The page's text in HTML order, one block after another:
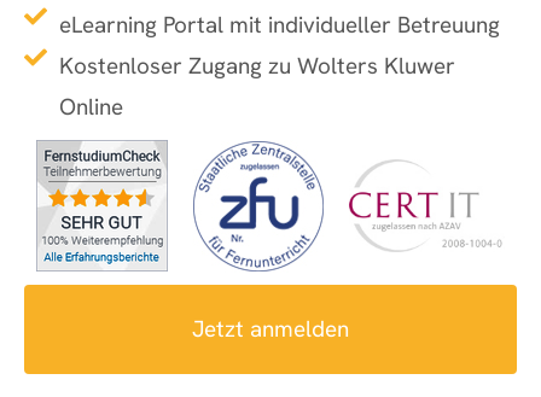
eLearning Portal mit individueller Betreuung
Kostenloser Zugang zu Wolters Kluwer
Online
Jetzt anmelden